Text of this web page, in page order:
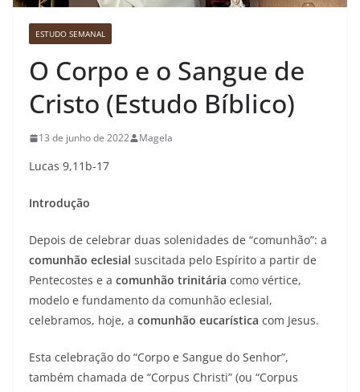
ESTUDO SEMANAL
O Corpo e o Sangue de
Cristo (Estudo Bíblico)
13 de junho de 2022 Magela
Lucas 9,11b-17
Introdução
Depois de celebrar duas solenidades de “comunhão”: a
comunhão eclesial suscitada pelo Espírito a partir de
Pentecostes e a comunhão trinitária como vértice,
modelo e fundamento da comunhão eclesial,
celebramos, hoje, a comunhão eucarística com Jesus.
Esta celebração do “Corpo e Sangue do Senhor”,
também chamada de “Corpus Christi” (ou “Corpus